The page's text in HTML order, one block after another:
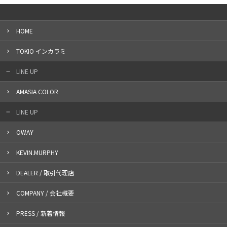
HOME
TOKIO インカラミ
LINE UP
AMASIA COLOR
LINE UP
OWAY
KEVIN.MURPHY
DEALER / 取引代理店
COMPANY / 会社概要
PRESS / 新着情報